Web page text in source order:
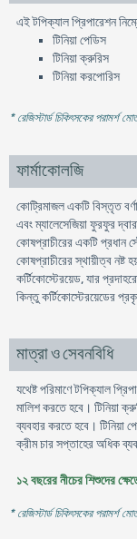
এই টপিক্যাল প্রিপারেশন
টিনিয়া পেডিস
টিনিয়া ক্রুরিস
টিনিয়া করপােরিস
* রেজিস্টার্ড চিকিৎসকের পরামর্শ
ফার্মাকোলজি
কোট্রিমাজল একটি বিস্তৃত
এবং ম্যালেসেজিয়া ফুরফুর
কোষপ্রাচীরের একটি প্রধান
কোষপ্রাচীরের স্থায়ীত্ব নষ্ট
কর্টিকোস্টেরয়েড, যার
কিন্তু কর্টিকোস্টেরয়েডের
মাত্রা ও সেবনবিধি
যথেষ্ট পরিমাণে টপিক্যাল
মালিশ করতে হবে। টিনিয়া
ব্যবহার করতে হবে। টিনিয়া
ক্রীম চার সপ্তাহের অধিক
১২ বছরের নীচের শিশুদের
* রেজিস্টার্ড চিকিৎসকের পরামর্শ